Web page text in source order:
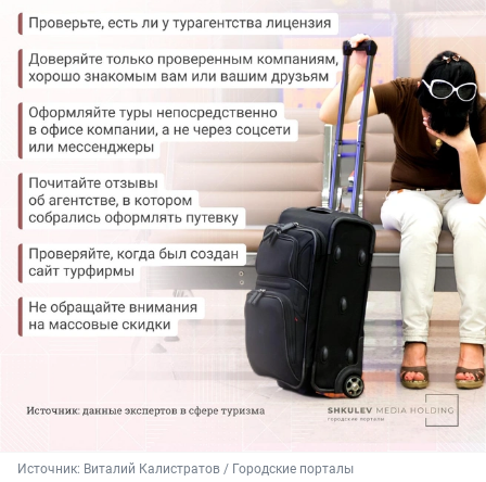
Источник: Виталий Калистратов / Городские порталы